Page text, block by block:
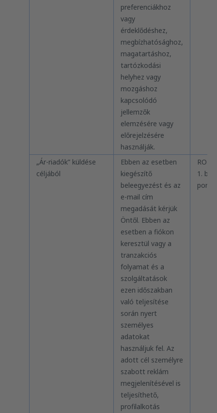
preferenciákhoz
vagy
érdeklődéshez,
megbízhatósághoz,
magatartáshoz,
tartózkodási
helyhez vagy
mozgáshoz
kapcsolódó
jellemzők
elemzésére vagy
előrejelzésére
használják.
„Ár-riadók” küldése
céljából
Ebben az esetben
kiegészítő
beleegyezést és az
e-mail cím
megadását kérjük
Öntől. Ebben az
esetben a fiókon
keresztül vagy a
tranzakciós
folyamat és a
szolgáltatások
ezen időszakban
való teljesítése
során nyert
személyes
adatokat
használjuk fel. Az
adott cél személyre
szabott reklám
megjelenítésével is
teljesíthető,
profilalkotás
1.
pont